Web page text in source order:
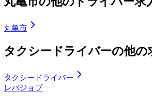
丸亀市
タクシードライバーの他の
タクシードライバー
レバジョブ